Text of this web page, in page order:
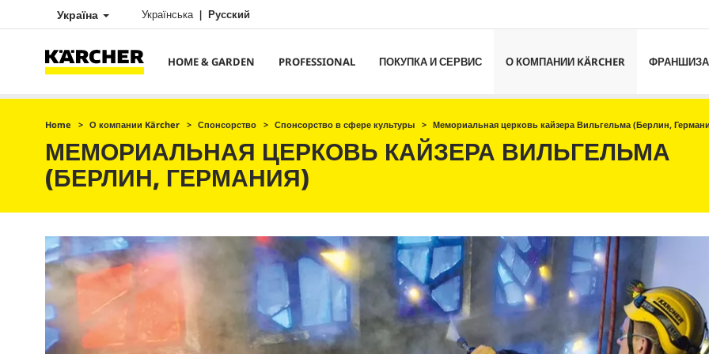
Україна Українська Русский
HOME & GARDEN PROFESSIONAL ПОКУПКА И СЕРВИС О КОМПАНИИ KÄRCHER ФРАНШИЗА
Home О компании Kärcher Спонсорство Спонсорство в сфере культуры Мемориальная церковь кайзера Вильгельма (Берлин,
МЕМОРИАЛЬНАЯ ЦЕРКОВЬ КАЙЗЕРА ВИЛЬГЕЛЬМА
(БЕРЛИН, ГЕРМАНИЯ)